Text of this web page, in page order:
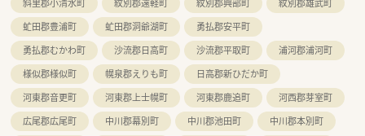
虻田郡豊浦町
虻田郡洞爺湖町
勇払郡安平町
勇払郡むかわ町
沙流郡日高町 沙流郡平取町
浦河郡浦河町
様似郡様似町
幌泉郡えりも町
日高郡新ひだか町
河東郡音更町
河東郡上士幌町 河東郡鹿追町
河西郡芽室町
広尾郡広尾町
中川郡幕別町 中川郡池田町
中川郡本別町